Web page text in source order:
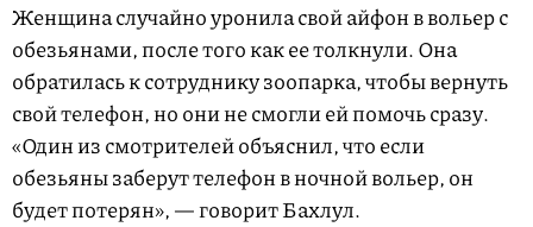
Женщина случайно уронила свой айфон в вольер с
обезьянами, после того как ее толкнули. Она
обратилась к сотруднику зоопарка, чтобы вернуть
свой телефон, но они не смогли ей помочь сразу.
«Один из смотрителей объяснил, что если
обезьяны заберут телефон в ночной вольер, он
будет потерян», — говорит Бахлул.